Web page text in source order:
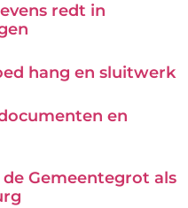
redt in
hang en sluitwerk
en
Gemeentegrot als